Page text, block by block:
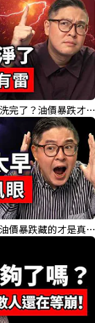
三大股市「去槓桿」洗完了？油價暴跌才是真照妖鏡！｜Mr.Jimmy高志銘 #台股 #AI股 #油價
美伊和解不是利多！油價暴跌藏的才是真危險?｜Mr.Jimmy高志銘 #國際油價 #中東危機 #台股